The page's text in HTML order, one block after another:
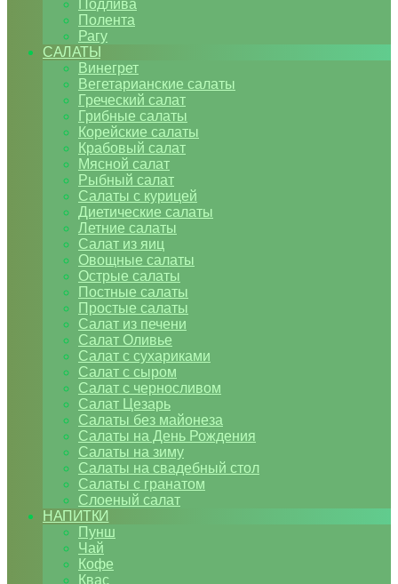
Подлива
Полента
Рагу
САЛАТЫ
Винегрет
Вегетарианские салаты
Греческий салат
Грибные салаты
Корейские салаты
Крабовый салат
Мясной салат
Рыбный салат
Салаты с курицей
Диетические салаты
Летние салаты
Салат из яиц
Овощные салаты
Острые салаты
Постные салаты
Простые салаты
Салат из печени
Салат Оливье
Салат с сухариками
Салат с сыром
Салат с черносливом
Салат Цезарь
Салаты без майонеза
Салаты на День Рождения
Салаты на зиму
Салаты на свадебный стол
Салаты с гранатом
Слоеный салат
НАПИТКИ
Пунш
Чай
Кофе
Квас